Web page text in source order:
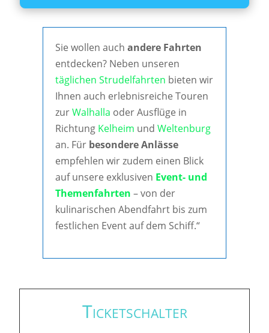
Sie wollen auch andere Fahrten
entdecken? Neben unseren
täglichen Strudelfahrten bieten wir
Ihnen auch erlebnisreiche Touren
zurWalhalla oder Ausflüge in
Richtung Kelheim und Weltenburg
an. Für besondere Anlässe
empfehlen wir zudem einen Blick
auf unsere exklusiven Event- und
Themenfahrten – von der
kulinarischen Abendfahrt bis zum
festlichen Event auf dem Schiff.“
Ticketschalter